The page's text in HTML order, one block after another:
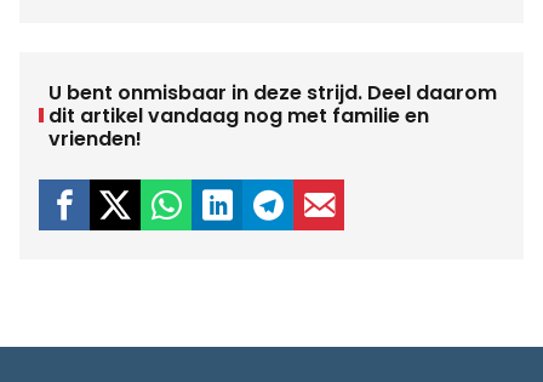
U bent onmisbaar in deze strijd. Deel daarom
dit artikel vandaag nog met familie en
vrienden!